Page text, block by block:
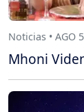
Noticias • AGO
Mhoni